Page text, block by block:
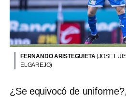
FERNANDO ARISTEGUIETA(JOSE
ELGAREJO)
¿Se equivocó de